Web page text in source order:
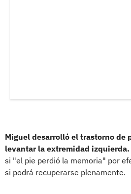
Miguel desarrolló el trastorno de
levantar la extremidad izquierda.
si "el pie perdió la memoria" por
si podrá recuperarse plenamente.